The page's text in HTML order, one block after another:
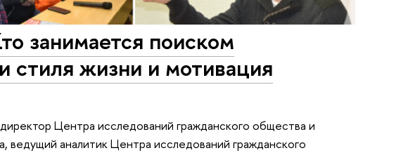
занимается поиском
стиля жизни и мотивация
Центра исследований гражданского общества и
аналитик Центра исследований гражданского